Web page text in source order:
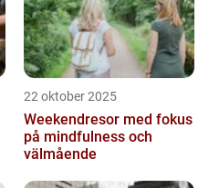
22 oktober 2025
Weekendresor med fokus
på mindfulness och
välmående